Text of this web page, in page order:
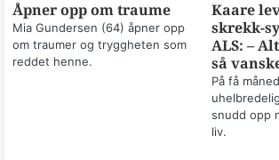
Åpner opp om traume
Mia Gundersen (64) åpner opp
om traumer og tryggheten som
reddet henne.
Kaare
skrekk-
ALS: –
så
På få
snudd opp
liv.